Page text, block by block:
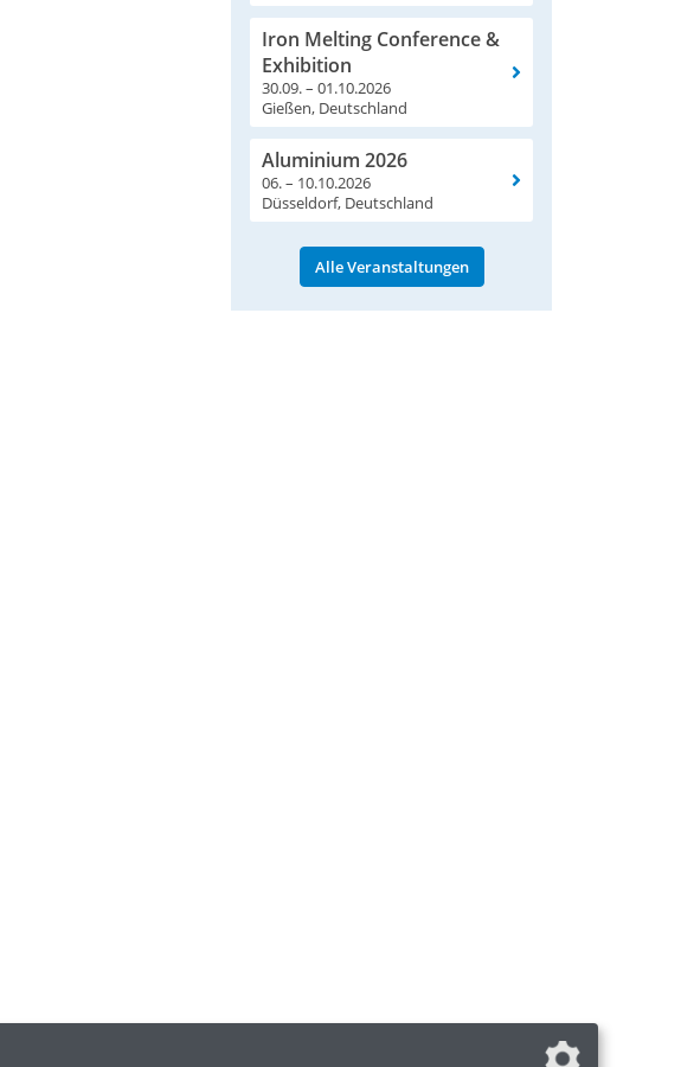
Iron Melting Conference &
Exhibition
30.09. – 01.10.2026
Gießen, Deutschland
Aluminium 2026
06. – 10.10.2026
Düsseldorf, Deutschland
Alle Veranstaltungen